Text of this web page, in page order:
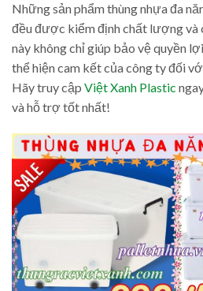
Những sản phẩm thùng nhựa đa
đều được kiểm định chất lượng và
này không chỉ giúp bảo vệ quyền
thể hiện cam kết của công ty đối
Hãy truy cập Việt Xanh Plastic
và hỗ trợ tốt nhất!